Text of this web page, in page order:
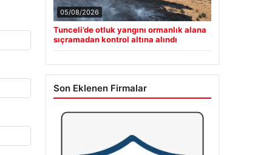
05/08/2026
Tunceli’de otluk yangını ormanlık alana
sıçramadan kontrol altına alındı
Son Eklenen Firmalar